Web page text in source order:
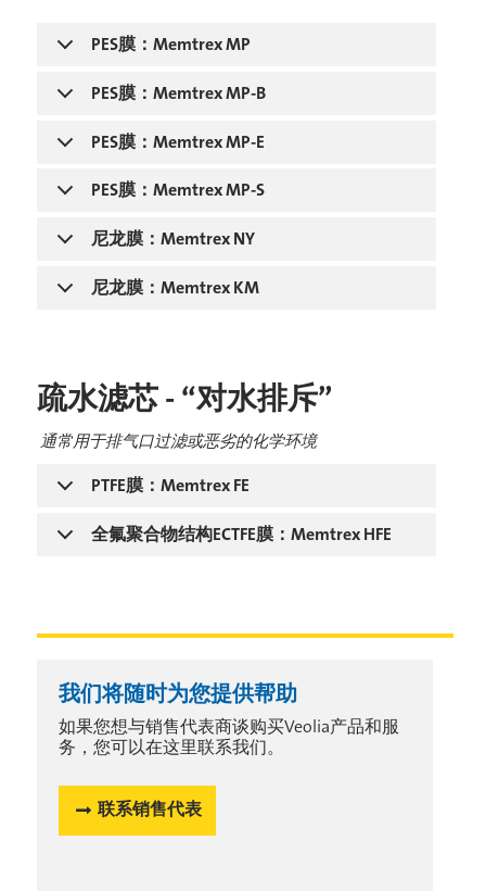
PES膜：Memtrex MP
PES膜：Memtrex MP-B
PES膜：Memtrex MP-E
PES膜：Memtrex MP-S
尼龙膜：Memtrex NY
尼龙膜：Memtrex KM
疏水滤芯 - “对水排斥”
通常用于排气口过滤或恶劣的化学环境
PTFE膜：Memtrex FE
全氟聚合物结构ECTFE膜：Memtrex HFE
我们将随时为您提供帮助
如果您想与销售代表商谈购买Veolia产品和服
务，您可以在这里联系我们。
联系销售代表